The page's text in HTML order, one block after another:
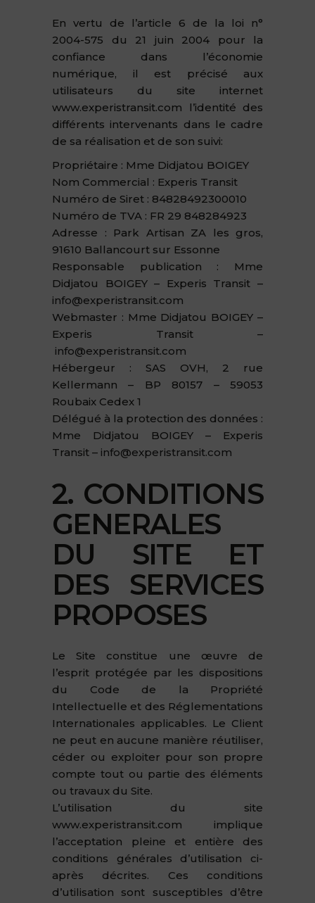
En vertu de l’article 6 de la loi n°
2004-575 du 21 juin 2004 pour la
confiance dans l’économie
numérique, il est précisé aux
utilisateurs du site internet
www.experistransit.com l’identité des
différents intervenants dans le cadre
de sa réalisation et de son suivi:
Propriétaire : Mme Didjatou BOIGEY
Nom Commercial : Experis Transit
Numéro de Siret : 84828492300010
Numéro de TVA : FR 29 848284923
Adresse : Park Artisan ZA les gros,
91610 Ballancourt sur Essonne
Responsable publication : Mme
Didjatou BOIGEY – Experis Transit –
info@experistransit.com
Webmaster : Mme Didjatou BOIGEY –
Experis Transit –
info@experistransit.com
Hébergeur : SAS OVH, 2 rue
Kellermann – BP 80157 – 59053
Roubaix Cedex 1
Délégué à la protection des données :
Mme Didjatou BOIGEY – Experis
Transit – info@experistransit.com
2. CONDITIONS
GENERALES
DU SITE ET
DES SERVICES
PROPOSES
Le Site constitue une œuvre de
l’esprit protégée par les dispositions
du Code de la Propriété
Intellectuelle et des Réglementations
Internationales applicables. Le Client
ne peut en aucune manière réutiliser,
céder ou exploiter pour son propre
compte tout ou partie des éléments
ou travaux du Site.
L’utilisation du site
www.experistransit.com implique
l’acceptation pleine et entière des
conditions générales d’utilisation ci-
après décrites. Ces conditions
d’utilisation sont susceptibles d’être